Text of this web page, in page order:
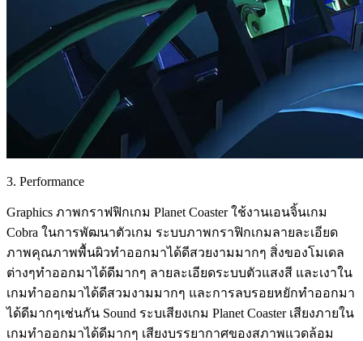
3. Performance
Graphics ภาพกราฟฟิกเกม Planet Coaster ใช้งานเอนจิ้นเกม
Cobra ในการพัฒนาตัวเกม ระบบภาพกราฟิกเกมลายละเอียด
ภาพคุณภาพพื้นผิวทำออกมาได้ดีสวยงามมากๆ สิ่งของโมเดล
ต่างๆทำออกมาได้ดีมากๆ ลายละเอียดระบบตัวแสงสี และเงาใน
เกมทำออกมาได้ดีสวมงามมากๆ และการลบรอยหยักทำออกมา
ได้ดีมากๆเช่นกัน Sound ระบเสียงเกม Planet Coaster เสียงภายใน
เกมทำออกมาได้ดีมากๆ เสียงบรรยากาศของสภาพแวดล้อม